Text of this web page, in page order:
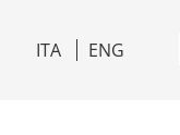
ITA ENG